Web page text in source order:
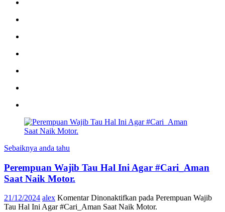
Sebaiknya anda tahu
Perempuan Wajib Tau Hal Ini Agar #Cari_Aman
Saat Naik Motor.
21/12/2024 alex Komentar Dinonaktifkan pada Perempuan Wajib
Tau Hal Ini Agar #Cari_Aman Saat Naik Motor.